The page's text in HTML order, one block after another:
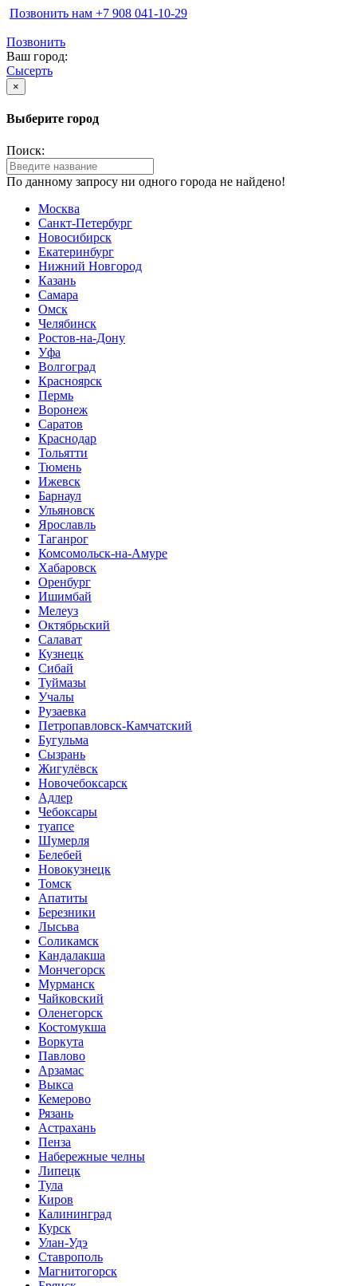
Позвонить нам ‪+7 908 041-10-29
Позвонить
Ваш город:
Сысерть
×
Выберите город
Поиск:
По данному запросу ни одного города не найдено!
Москва
Санкт-Петербург
Новосибирск
Екатеринбург
Нижний Новгород
Казань
Самара
Омск
Челябинск
Ростов-на-Дону
Уфа
Волгоград
Красноярск
Пермь
Воронеж
Саратов
Краснодар
Тольятти
Тюмень
Ижевск
Барнаул
Ульяновск
Ярославль
Таганрог
Комсомольск-на-Амуре
Хабаровск
Оренбург
Ишимбай
Мелеуз
Октябрьский
Салават
Кузнецк
Сибай
Туймазы
Учалы
Рузаевка
Петропавловск-Камчатский
Бугульма
Сызрань
Жигулёвск
Новочебоксарск
Адлер
Чебоксары
туапсе
Шумерля
Белебей
Новокузнецк
Томск
Апатиты
Березники
Лысьва
Соликамск
Кандалакша
Мончегорск
Мурманск
Чайковский
Оленегорск
Костомукша
Воркута
Павлово
Арзамас
Выкса
Кемерово
Рязань
Астрахань
Пенза
Набережные челны
Липецк
Тула
Киров
Калининград
Курск
Улан-Удэ
Ставрополь
Магнитогорск